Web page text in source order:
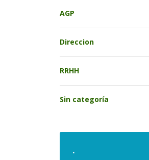
AGP
Direccion
RRHH
Sin categoría
.